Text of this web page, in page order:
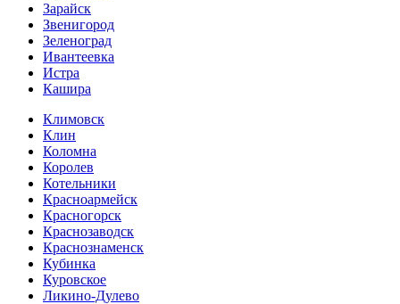
Зарайск
Звенигород
Зеленоград
Ивантеевка
Истра
Кашира
Климовск
Клин
Коломна
Королев
Котельники
Красноармейск
Красногорск
Краснозаводск
Краснознаменск
Кубинка
Куровское
Ликино-Дулево